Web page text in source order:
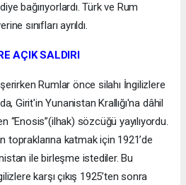
diye bağırıyorlardı. Türk ve Rum
sınıfları ayrıldı.
AÇIK SALDIRI
Rumlar önce silahı İngilizlere
Girit'in Yunanistan Krallığı'na dâhil
“Enosis”(ilhak) sözcüğü yayılıyordu.
topraklarına katmak için 1921’de
ile birleşme istediler. Bu
karşı çıkış 1925’ten sonra